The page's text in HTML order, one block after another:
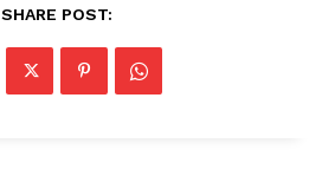
SHARE POST: